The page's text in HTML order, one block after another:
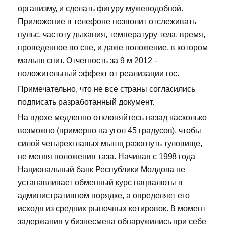
организму, и сделать фигуру мужеподобной.
Приложение в телефоне позволит отслеживать
пульс, частоту дыхания, температуру тела, время,
проведенное во сне, и даже положение, в котором
малыш спит. Отчетность за 9 м 2012 -
положительный эффект от реализации гос.
Примечательно, что не все страны согласились
подписать разработанный документ.
На вдохе медленно отклоняйтесь назад насколько
возможно (примерно на угол 45 градусов), чтобы
силой четырехглавых мышц разогнуть туловище,
не меняя положения таза. Начиная с 1998 года
Национальный банк Республики Молдова не
устанавливает обменный курс нацвалюты в
административном порядке, а определяет его
исходя из средних рыночных котировок. В момент
задержания у бизнесмена обнаружились при себе